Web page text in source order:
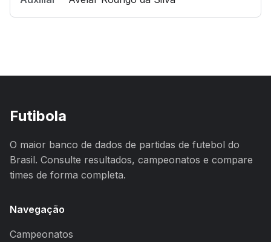
Futibola
O maior banco de dados de partidas de futebol do
Brasil. Consulte resultados, campeonatos e compare
times de forma completa.
Navegação
Campeonatos